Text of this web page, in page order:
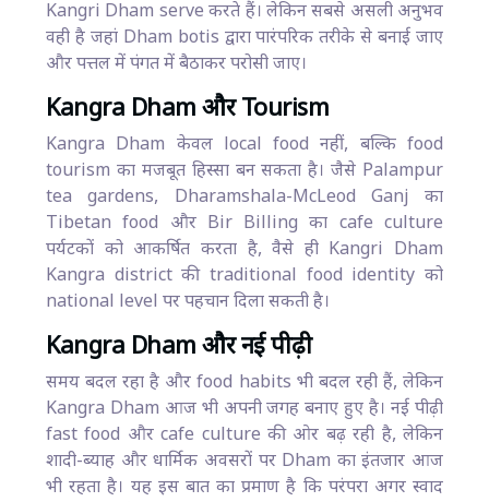
Kangri Dham serve करते हैं। लेकिन सबसे असली अनुभव
वही है जहां Dham botis द्वारा पारंपरिक तरीके से बनाई जाए
और पत्तल में पंगत में बैठाकर परोसी जाए।
Kangra Dham और Tourism
Kangra Dham केवल local food नहीं, बल्कि food
tourism का मजबूत हिस्सा बन सकता है। जैसे Palampur
tea gardens, Dharamshala-McLeod Ganj का
Tibetan food और Bir Billing का cafe culture
पर्यटकों को आकर्षित करता है, वैसे ही Kangri Dham
Kangra district की traditional food identity को
national level पर पहचान दिला सकती है।
Kangra Dham और नई पीढ़ी
समय बदल रहा है और food habits भी बदल रही हैं, लेकिन
Kangra Dham आज भी अपनी जगह बनाए हुए है। नई पीढ़ी
fast food और cafe culture की ओर बढ़ रही है, लेकिन
शादी-ब्याह और धार्मिक अवसरों पर Dham का इंतजार आज
भी रहता है। यह इस बात का प्रमाण है कि परंपरा अगर स्वाद